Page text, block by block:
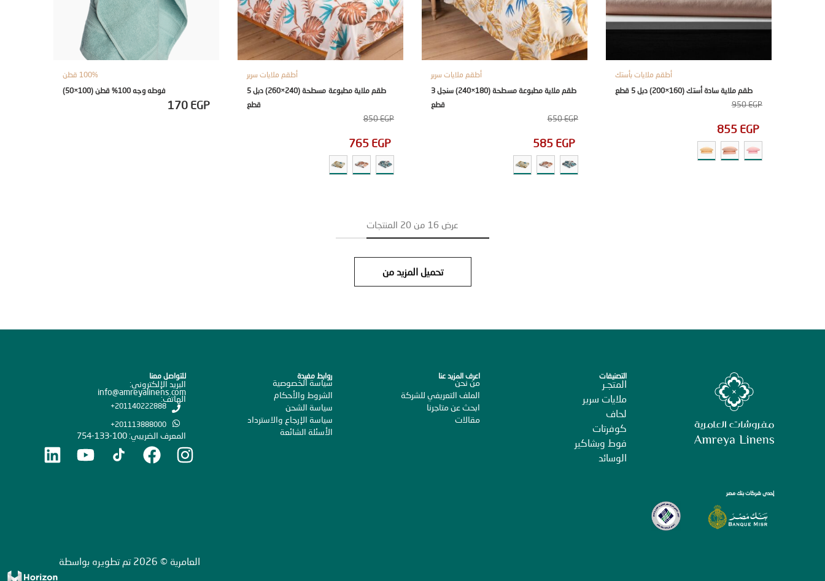
أطقم ملايات بأستك
طقم ملاية سادة أستك (160×200) دبل 5 قطع
950EGP
855 EGP
أطقم ملايات سرير
طقم ملاية مطبوعة مسطحة (180×240) سنجل 3
قطع
650EGP
585 EGP
أطقم ملايات سرير
طقم ملاية مطبوعة مسطحة (240×260) دبل 5
قطع
850EGP
765 EGP
100% قطن
فوطه وجه 100% قطن (100×50)
170 EGP
عرض من 20 المنتجات
تحميل المزيد من
إحدى شركات بنك مصر
التصنيفات
المتجـر
ملايات سرير
لحاف
كوفرتات
فوط وبشاكير
الوسائد
اعرف المزيد عنا
من نحن
الملف التعريفي للشركة
ابحث عن متاجرنا
مقالات
روابط مفيدة
سياسة الخصوصية
الشروط والأحكام
سياسة الشحن
سياسة الإرجاع والاسترداد
الأسئلة الشائعة
للتواصل معنا
البريد الإلكتروني:
info@amreyalinens.com
الهاتف:
201140222888+
201113888000+
المعرف الضريبي: 100-133-754
العامرية © 2026 تم تطويره بواسطة